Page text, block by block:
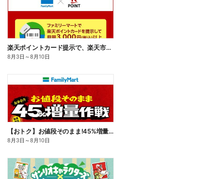
楽天ポイントカード提示で、楽天市場でのお買い物がおトクに!
8月3日 ～8月10日
【おトク】お値段そのまま!45%増量作戦!
8月3日 ～8月10日